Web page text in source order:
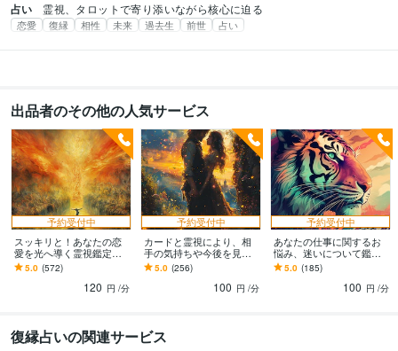
占い 霊視、タロットで寄り添いながら核心に迫る
恋愛 復縁 相性 未来 過去生 前世 占い
出品者のその他の人気サービス
予約受付中
スッキリと！あなたの恋
愛を光へ導く霊視鑑定し
ます 癒しのヒーリングサ
ポート＆複数占術により
前向きで幸せな未来へ
5.0 (572)
120 円 /分
予約受付中
カードと霊視により、相
手の気持ちや今後を見ま
す 相手側から見ながら現
状や問題、解決策、結果
をしっかりと鑑定！
5.0 (256)
100 円 /分
予約受付中
あなたの仕事に関するお
悩み、迷いについて鑑定
します 職場の人間関係、
転職、独立・開業、今後
についてお悩みの方へ
5.0 (185)
100 円 /分
復縁占いの関連サービス